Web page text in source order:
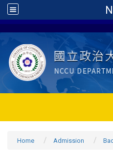
Home Admission